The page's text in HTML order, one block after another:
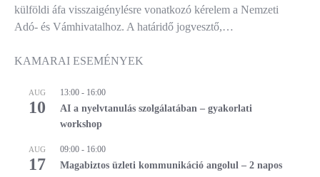
külföldi áfa visszaigénylésre vonatkozó kérelem a Nemzeti
Adó- és Vámhivatalhoz. A határidő jogvesztő,…
KAMARAI ESEMÉNYEK
AUG
10
13:00 - 16:00
AI a nyelvtanulás szolgálatában – gyakorlati
workshop
AUG
17
09:00 - 16:00
Magabiztos üzleti kommunikáció angolul – 2 napos